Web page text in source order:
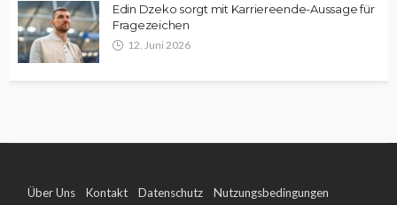
Edin Dzeko sorgt mit Karriereende-Aussage für
Fragezeichen
12. Juni 2026
Über Uns Kontakt Datenschutz Nutzungsbedingungen